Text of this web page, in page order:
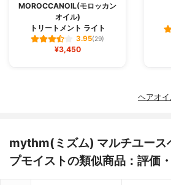
MOROCCANOIL(モロッカン
オイル)
トリートメント ライト
3.95(29)
¥3,450
ヘアオ
mythm(ミズム) マルチユース
プモイストの類似商品：評価